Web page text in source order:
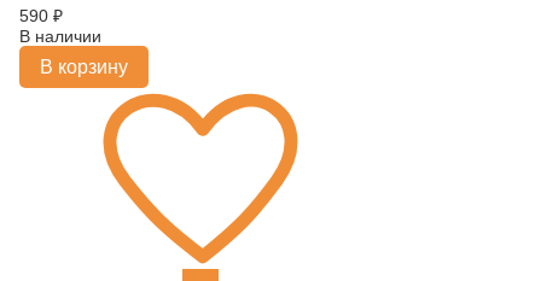
590 ₽
В наличии
В корзину